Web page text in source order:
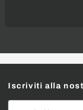
Iscriviti alla